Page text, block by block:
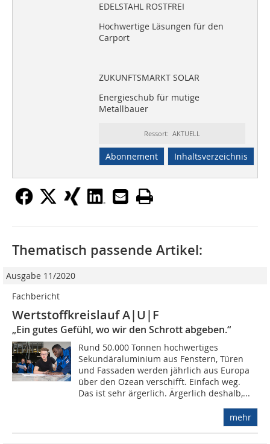
EDELSTAHL ROSTFREI
Hochwertige Läsungen für den
Carport
ZUKUNFTSMARKT SOLAR
Energieschub für mutige
Metallbauer
Ressort: AKTUELL
Abonnement Inhaltsverzeichnis
Thematisch passende Artikel:
Ausgabe 11/2020
Fachbericht
Wertstoffkreislauf A|U|F
„Ein gutes Gefühl, wo wir den Schrott abgeben.“
Rund 50.000 Tonnen hochwertiges
Sekundäraluminium aus Fenstern, Türen
und Fassaden werden jährlich aus Europa
über den Ozean verschifft. Einfach weg.
Das ist sehr ärgerlich. Ärgerlich deshalb,...
mehr